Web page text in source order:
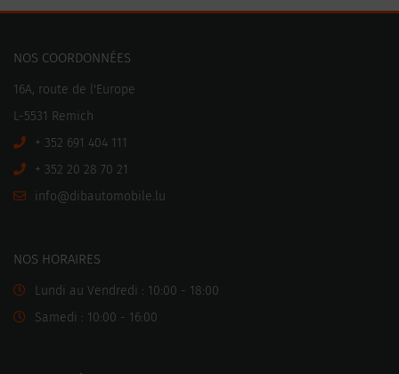
NOS COORDONNÉES
16A, route de l'Europe
L-5531 Remich
+ 352 691 404 111
+ 352 20 28 70 21
ul.elibo
motuabid@of
ni
NOS HORAIRES
Lundi au Vendredi : 10:00 - 18:00
Samedi : 10:00 - 16:00